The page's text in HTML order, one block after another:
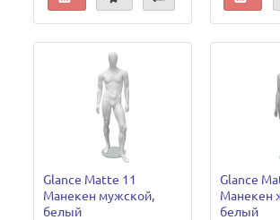
Glance Matte 11
Манекен мужской,
белый
Glance
Манекен
белый